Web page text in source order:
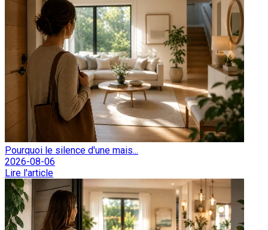
Pourquoi le silence d'une mais...
2026-08-06
Lire l'article